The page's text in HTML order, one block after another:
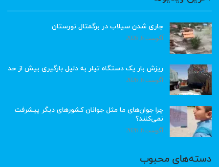
جاری شدن سیلاب در برگمتال نورستان
آگوست 6, 2026
ریزش بار یک دستگاه تیلر به دلیل بارگیری بیش از حد
آگوست 6, 2026
چرا جوان‌های ما مثل جوانان کشورهای دیگر پیشرفت
نمی‌کنند؟
آگوست 6, 2026
دسته‌های محبوب